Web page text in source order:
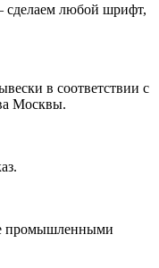
сделаем любой шрифт,
в соответствии с
Москвы.
промышленными